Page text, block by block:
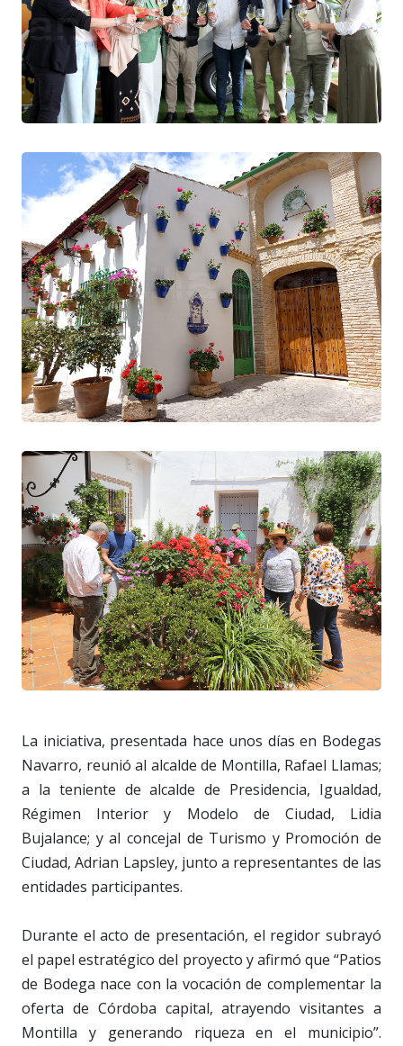
La iniciativa, presentada hace unos días en Bodegas
Navarro, reunió al alcalde de Montilla, Rafael Llamas;
a la teniente de alcalde de Presidencia, Igualdad,
Régimen Interior y Modelo de Ciudad, Lidia
Bujalance; y al concejal de Turismo y Promoción de
Ciudad, Adrian Lapsley, junto a representantes de las
entidades participantes.
Durante el acto de presentación, el regidor subrayó
el papel estratégico del proyecto y afirmó que “Patios
de Bodega nace con la vocación de complementar la
oferta de Córdoba capital, atrayendo visitantes a
Montilla y generando riqueza en el municipio”.